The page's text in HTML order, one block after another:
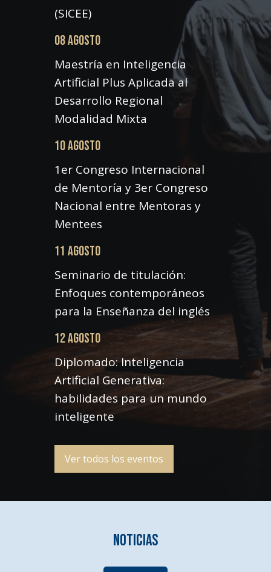
(SICEE)
08 AGOSTO
Maestría en Inteligencia
Artificial Plus Aplicada al
Desarrollo Regional
Modalidad Mixta
10 AGOSTO
1er Congreso Internacional
de Mentoría y 3er Congreso
Nacional entre Mentoras y
Mentees
11 AGOSTO
Seminario de titulación:
Enfoques contemporáneos
para la Enseñanza del inglés
12 AGOSTO
Diplomado: Inteligencia
Artificial Generativa:
habilidades para un mundo
inteligente
Ver todos los eventos
Noticias